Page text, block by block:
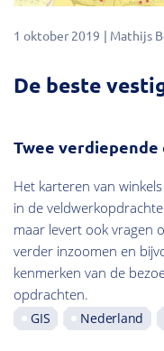
1 oktober 2019 Mathijs
De beste
Twee
Het karteren van
in de
maar levert ook vragen
verder inzoomen en
kenmerken van de
opdrachten.
GIS Nederland